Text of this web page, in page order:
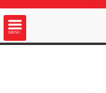
MENU